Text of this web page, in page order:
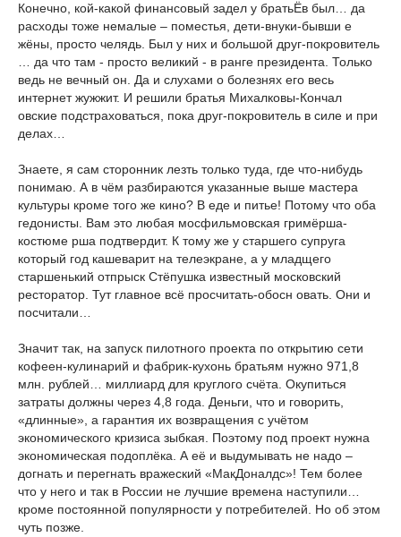
Конечно, кой-какой финансовый задел у братьЁв был… да
расходы тоже немалые – поместья, дети-внуки-бывши е
жёны, просто челядь. Был у них и большой друг-покровитель
… да что там - просто великий - в ранге президента. Только
ведь не вечный он. Да и слухами о болезнях его весь
интернет жужжит. И решили братья Михалковы-Кончал
овские подстраховаться, пока друг-покровитель в силе и при
делах…
Знаете, я сам сторонник лезть только туда, где что-нибудь
понимаю. А в чём разбираются указанные выше мастера
культуры кроме того же кино? В еде и питье! Потому что оба
гедонисты. Вам это любая мосфильмовская гримёрша-
костюме рша подтвердит. К тому же у старшего супруга
который год кашеварит на телеэкране, а у младщего
старшенький отпрыск Стёпушка известный московский
ресторатор. Тут главное всё просчитать-обосн овать. Они и
посчитали…
Значит так, на запуск пилотного проекта по открытию сети
кофеен-кулинарий и фабрик-кухонь братьям нужно 971,8
млн. рублей… миллиард для круглого счёта. Окупиться
затраты должны через 4,8 года. Деньги, что и говорить,
«длинные», а гарантия их возвращения с учётом
экономического кризиса зыбкая. Поэтому под проект нужна
экономическая подоплёка. А её и выдумывать не надо –
догнать и перегнать вражеский «МакДоналдс»! Тем более
что у него и так в России не лучшие времена наступили…
кроме постоянной популярности у потребителей. Но об этом
чуть позже.